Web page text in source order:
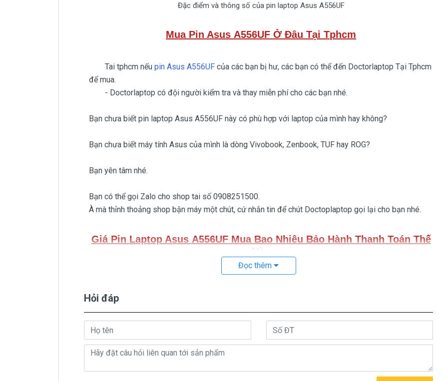
Đặc điểm và thông số của pin laptop Asus A556UF
Mua Pin Asus A556UF Ở Đâu Tại Tphcm
Tai tphcm nếu pin Asus A556UF của các bạn bị hư, các bạn có thể đến Doctorlaptop Tại Tphcm
để mua.
- Doctorlaptop có đội người kiểm tra và thay miễn phí cho các bạn nhé.
Bạn chưa biết pin laptop Asus A556UF này có phù hợp với laptop của mình hay không?
Bạn chưa biết máy tính Asus của mình là dòng Vivobook, Zenbook, TUF hay ROG?
Bạn yên tâm nhé.
Bạn có thể gọi Zalo cho shop tai số 0908251500.
À mà thỉnh thoảng shop bận máy một chút, cứ nhắn tin để chút Doctoplaptop gọi lại cho bạn nhé.
Giá Pin Laptop Asus A556UF Mua Bao Nhiêu Bảo Hành Thanh Toán Thế
Nào
Trên thị trường thì có nhiều loại pin laptop Asus A556UF thượng vàng hạ cám chất lượng bèo
Riêng shop Doctorlaptop chỉ có đúng 2 loại thôi nhé.
Pin AsusA556UFOem pin thay thếGiá bán là1080k
( Pin Oem pin thay thế của xưởng thứ 3 sàn xuất nhé )
Pin laptopAsusA556UFchính hãng Giá bạn mua là1280k
Đọc thêm
Hỏi đáp